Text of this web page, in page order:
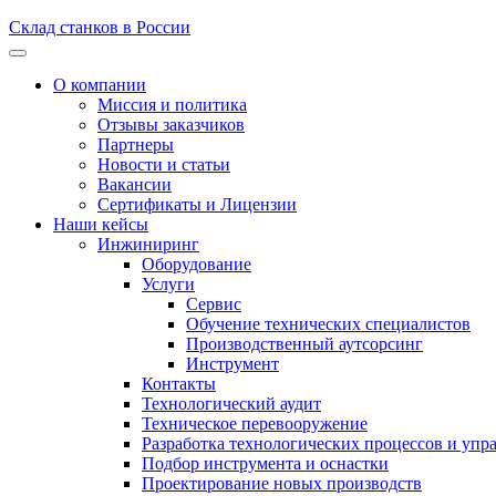
Склад станков в России
О компании
Миссия и политика
Отзывы заказчиков
Партнеры
Новости и статьи
Вакансии
Сертификаты и Лицензии
Наши кейсы
Инжиниринг
Оборудование
Услуги
Сервис
Обучение технических специалистов
Производственный аутсорсинг
Инструмент
Контакты
Технологический аудит
Техническое перевооружение
Разработка технологических процессов и
Подбор инструмента и оснастки
Проектирование новых производств